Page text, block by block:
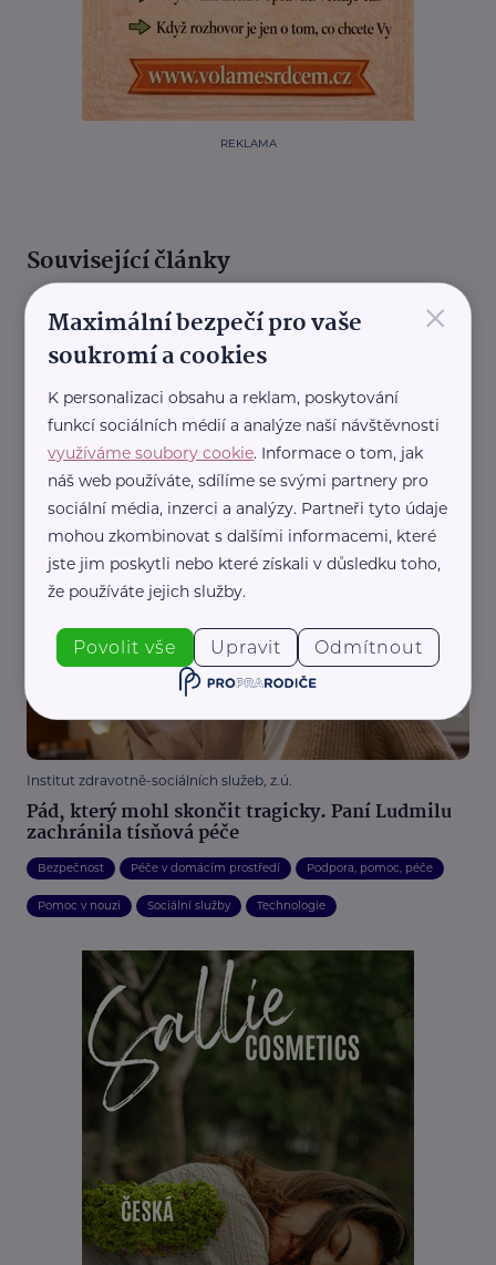
REKLAMA
Související články
Institut zdravotně-sociálních služeb, z.ú.
Nečekejte, minuty rozhodují: Nepodceňujte
význam tísňové péče
Komunikace Podpora, pomoc, péče Pro pečující Zajímavost
Institut zdravotně-sociálních služeb, z.ú.
Pád, který mohl skončit tragicky. Paní Ludmilu
zachránila tísňová péče
Bezpečnost Péče v domácím prostředí Podpora, pomoc, péče
Pomoc v nouzi Sociální služby Technologie
×
Maximální bezpečí pro vaše
soukromí a cookies
K personalizaci obsahu a reklam, poskytování
funkcí sociálních médií a analýze naší návštěvnosti
využíváme soubory cookie. Informace o tom, jak
náš web používáte, sdílíme se svými partnery pro
sociální média, inzerci a analýzy. Partneři tyto údaje
mohou zkombinovat s dalšími informacemi, které
jste jim poskytli nebo které získali v důsledku toho,
že používáte jejich služby.
Povolit vše Upravit Odmítnout